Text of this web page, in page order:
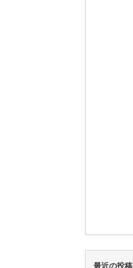
最近の投稿